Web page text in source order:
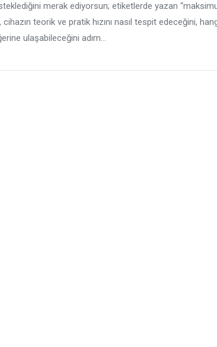
merak ediyorsun; etiketlerde yazan
cihazın teorik ve pratik hızını nasıl tespit edeceğini,
ulaşabileceğini adım...